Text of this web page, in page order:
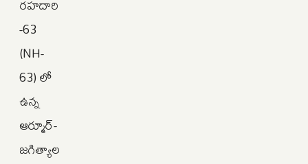
-63
(NH-
63) లో
ఉన్న
ఆర్మూర్-
జగిత్యాల